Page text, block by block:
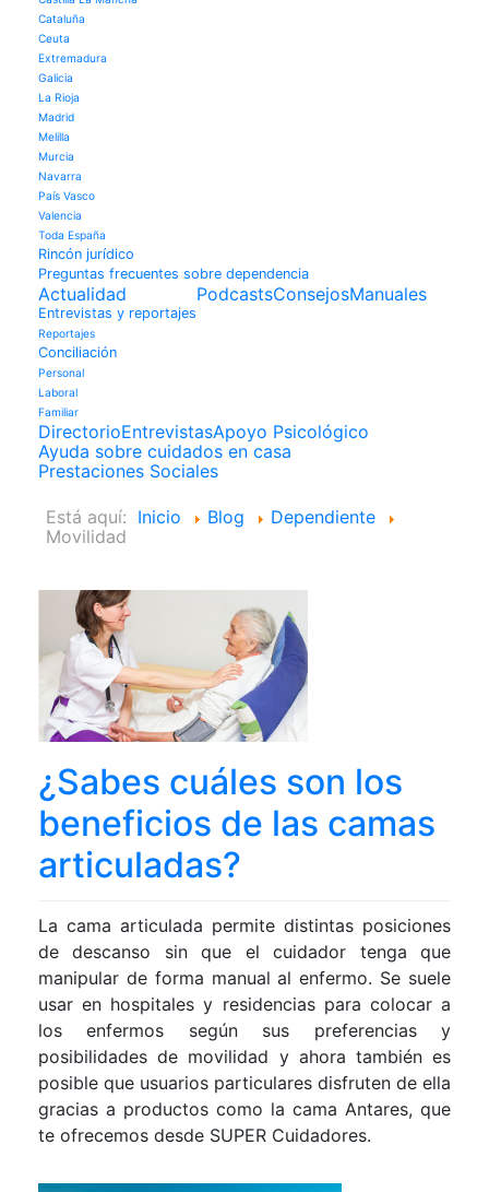
Cataluña
Ceuta
Extremadura
Galicia
La Rioja
Madrid
Melilla
Murcia
Navarra
País Vasco
Valencia
Toda España
Rincón jurídico
Preguntas frecuentes sobre dependencia
Actualidad
Entrevistas y reportajes
Reportajes
Conciliación
Personal
Laboral
Familiar
PodcastsConsejosManuales
DirectorioEntrevistasApoyo Psicológico
Ayuda sobre cuidados en casa
Prestaciones Sociales
Está aquí: Inicio Blog
Dependiente
Movilidad
¿Sabes cuáles son los
beneficios de las camas
articuladas?
La cama articulada permite distintas posiciones
de descanso sin que el cuidador tenga que
manipular de forma manual al enfermo. Se suele
usar en hospitales y residencias para colocar a
los enfermos según sus preferencias y
posibilidades de movilidad y ahora también es
posible que usuarios particulares disfruten de ella
gracias a productos como la cama Antares, que
te ofrecemos desde SUPER Cuidadores.